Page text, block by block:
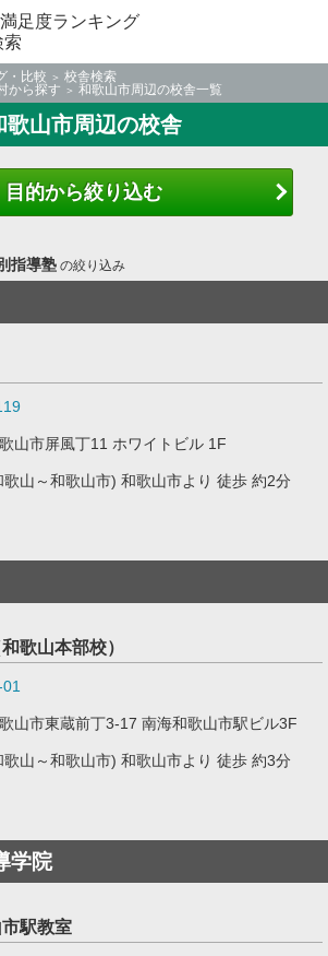
足度ランキング
索
・比較
校舎検索
から探す
和歌山市周辺の校舎一覧
歌山市周辺の校舎
目的から絞り込む
指導塾の絞り込み
山市屏風丁11 ホワイトビル 1F
山～和歌山市) 和歌山市より 徒歩 約2分
歌山本部校）
山市東蔵前丁3-17 南海和歌山市駅ビル3F
山～和歌山市) 和歌山市より 徒歩 約3分
学院
駅教室